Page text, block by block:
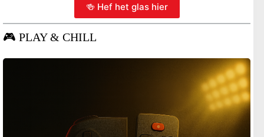
🍻 Hef het glas hier
🎮 PLAY & CHILL